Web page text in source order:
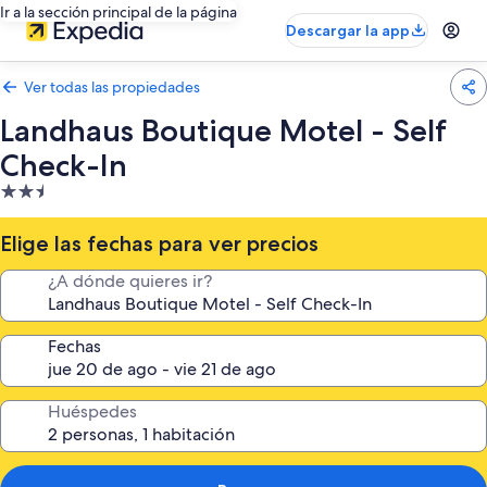
Ir a la sección principal de la página
Descargar la app
Ver todas las propiedades
Landhaus Boutique Motel - Self
Check-In
Propiedad
de
2.5
estrellas
Elige las fechas para ver precios
¿A dónde quieres ir?
Fechas
Huéspedes